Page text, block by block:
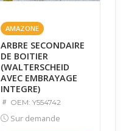
AMAZONE
ARBRE SECONDAIRE
DE BOITIER
(WALTERSCHEID
AVEC EMBRAYAGE
INTEGRE)
OEM: Y554742
Sur demande